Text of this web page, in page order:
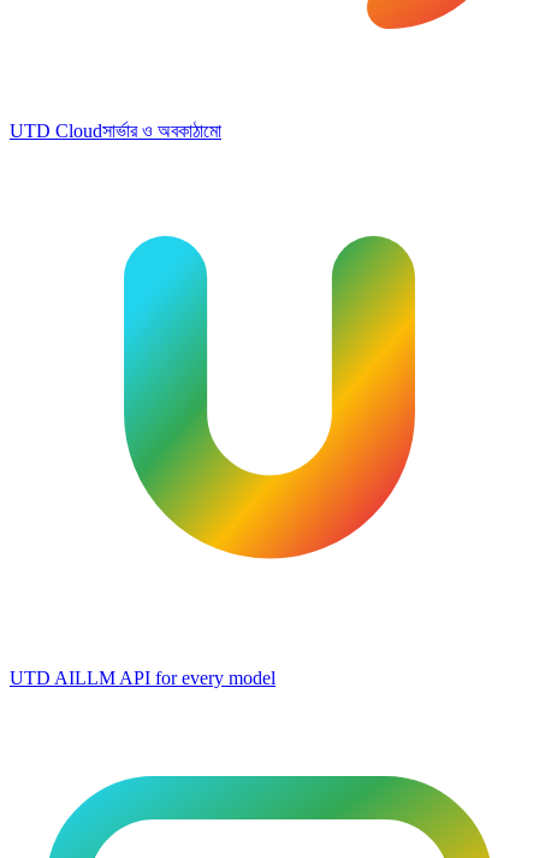
UTD Cloudসার্ভার ও অবকাঠামো
UTD AILLM API for every model